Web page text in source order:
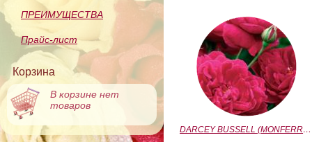
ПРЕИМУЩЕСТВА
Прайс-лист
Корзина
В корзине нет
товаров
DARCEY BUSSELL (MONFERRATO) (Дарси Басл)